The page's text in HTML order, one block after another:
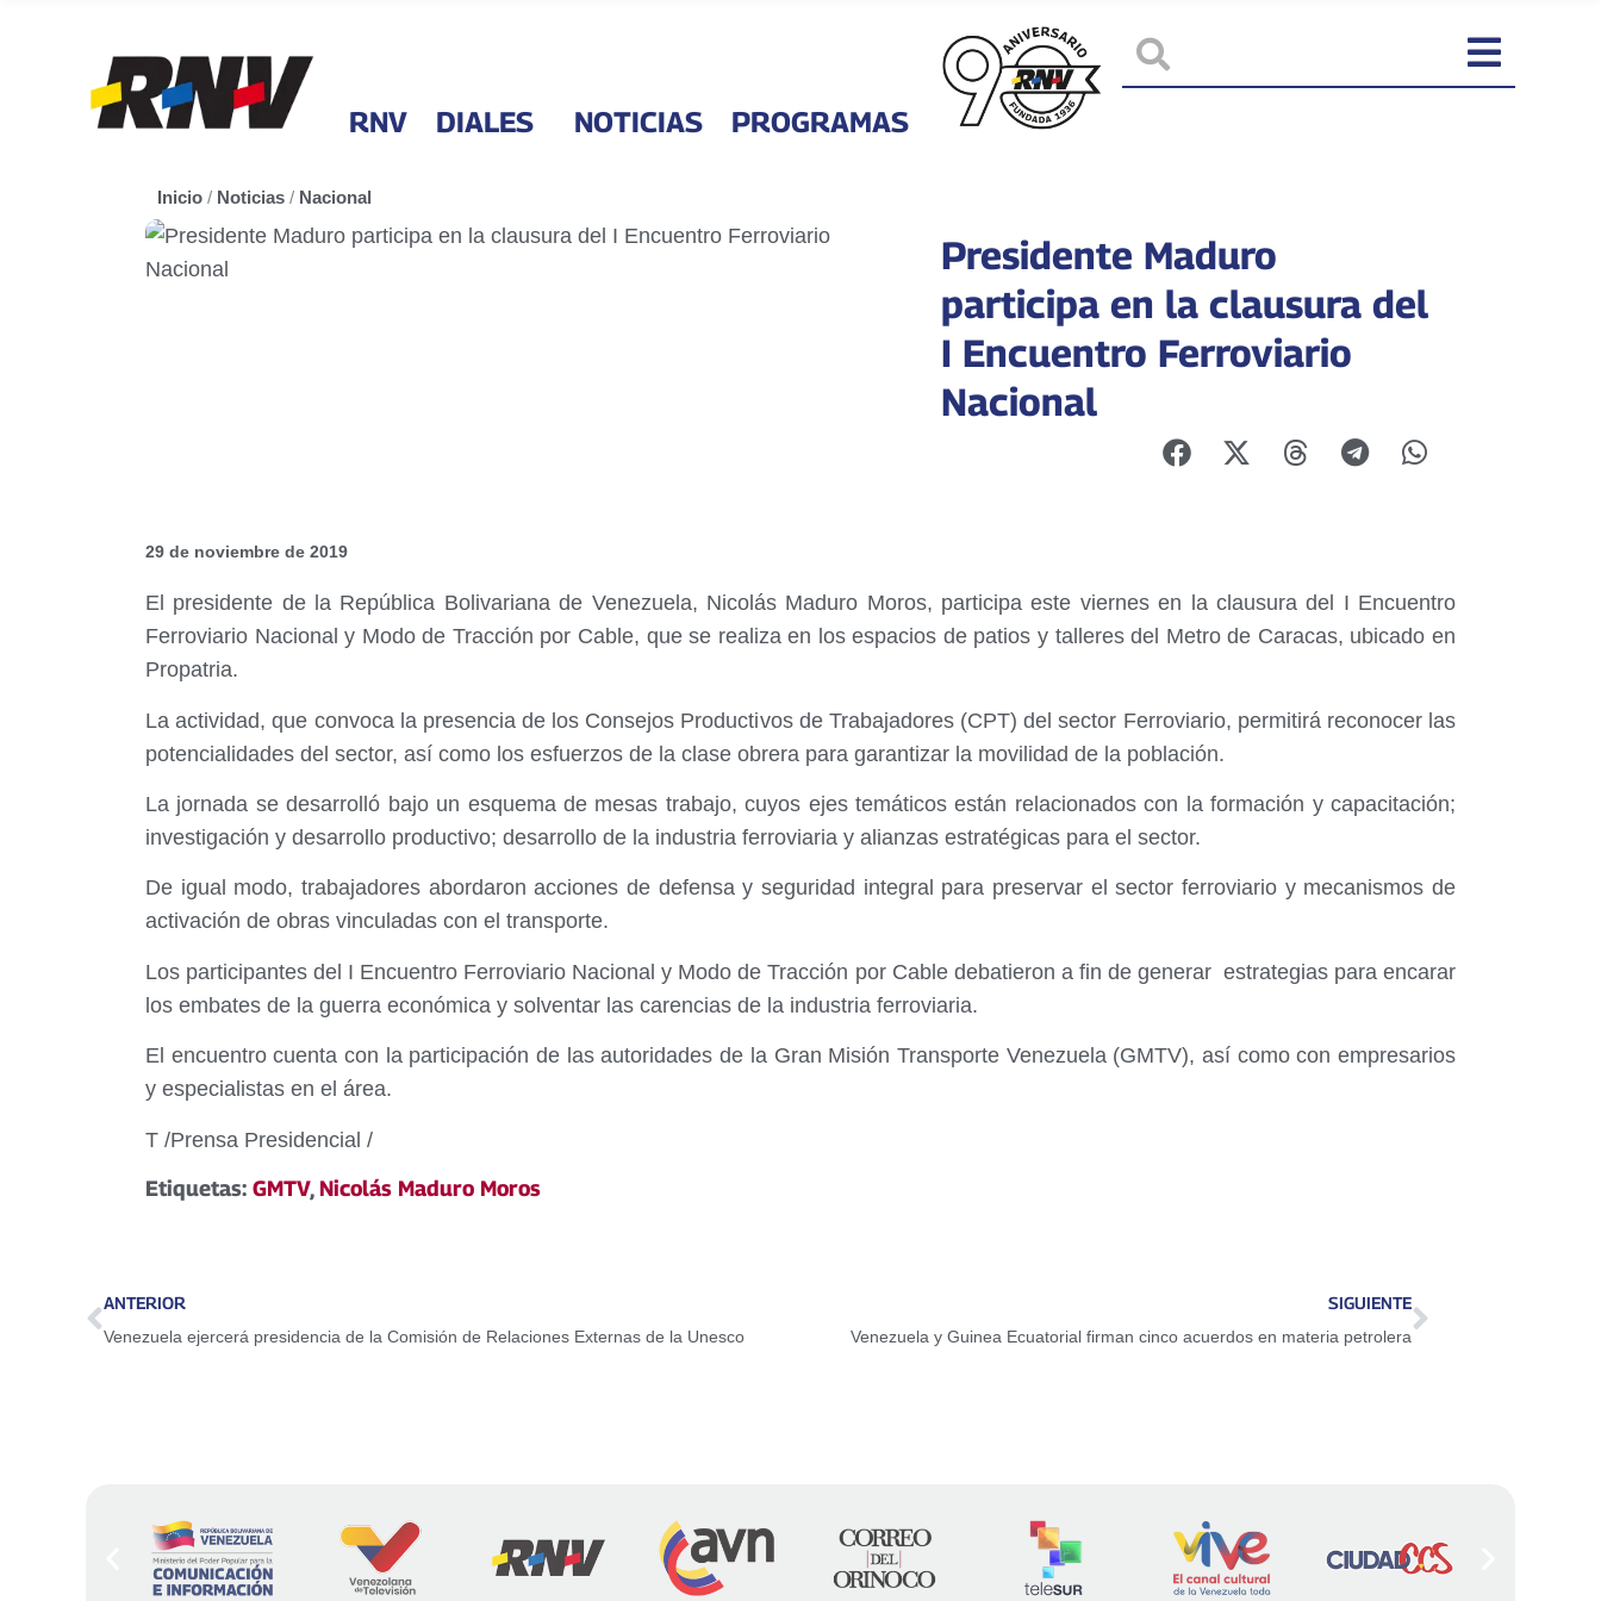
RNV DIALES NOTICIAS PROGRAMAS
Inicio / Noticias / Nacional
Presidente Maduro
participa en la clausura del
I Encuentro Ferroviario
Nacional
29 de noviembre de 2019
El presidente de la República Bolivariana de Venezuela, Nicolás Maduro Moros, participa este viernes en la clausura del I Encuentro
Ferroviario Nacional y Modo de Tracción por Cable, que se realiza en los espacios de patios y talleres del Metro de Caracas, ubicado en
Propatria.
La actividad, que convoca la presencia de los Consejos Productivos de Trabajadores (CPT) del sector Ferroviario, permitirá reconocer las
potencialidades del sector, así como los esfuerzos de la clase obrera para garantizar la movilidad de la población.
La jornada se desarrolló bajo un esquema de mesas trabajo, cuyos ejes temáticos están relacionados con la formación y capacitación;
investigación y desarrollo productivo; desarrollo de la industria ferroviaria y alianzas estratégicas para el sector.
De igual modo, trabajadores abordaron acciones de defensa y seguridad integral para preservar el sector ferroviario y mecanismos de
activación de obras vinculadas con el transporte.
Los participantes del I Encuentro Ferroviario Nacional y Modo de Tracción por Cable debatieron a fin de generar estrategias para encarar
los embates de la guerra económica y solventar las carencias de la industria ferroviaria.
El encuentro cuenta con la participación de las autoridades de la Gran Misión Transporte Venezuela (GMTV), así como con empresarios
y especialistas en el área.
T /Prensa Presidencial /
Etiquetas: GMTV, Nicolás Maduro Moros
ANTERIOR
Venezuela ejercerá presidencia de la Comisión de Relaciones Externas de la Unesco
SIGUIENTE
Venezuela y Guinea Ecuatorial firman cinco acuerdos en materia petrolera